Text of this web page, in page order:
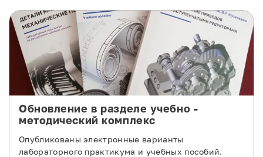
Обновление в разделе учебно -
методический комплекс
Опубликованы электронные варианты
лабораторного практикума и учебных пособий.